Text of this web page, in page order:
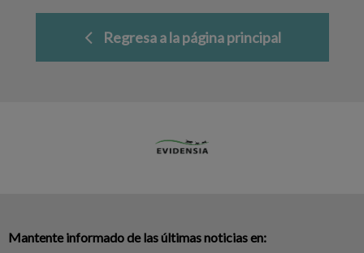
Regresa a la página principal
Mantente informado de las últimas noticias en: